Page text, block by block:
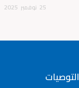
25 نوفمبر 2025
التوصيات